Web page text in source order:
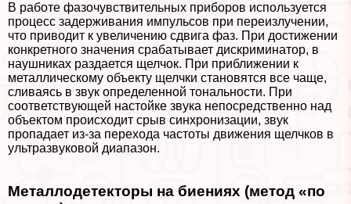
В работе фазочувствительных приборов используется
процесс задерживания импульсов при переизлучении,
что приводит к увеличению сдвига фаз. При достижении
конкретного значения сpaбатывает дискриминатор, в
наушниках раздается щелчок. При приближении к
металлическому объекту щелчки становятся все чаще,
сливаясь в звук определенной тональности. При
соответствующей настойке звука непосредственно над
объектом происходит срыв синхронизации, звук
пропадает из-за перехода частоты движения щелчков в
ультразвуковой диапазон.
Металлодетекторы на биениях (метод «по